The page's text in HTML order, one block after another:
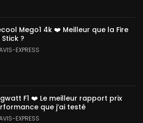
Mego1 4k ❤️ Meilleur que la Fire
Stick ?
EXPRESS
F1 ❤️ Le meilleur rapport prix
que j’ai testé
EXPRESS